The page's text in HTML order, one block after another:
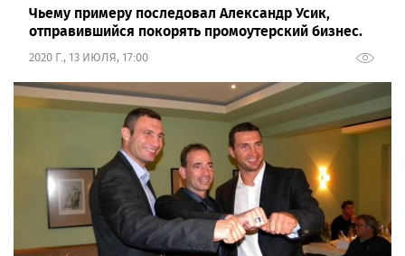
Чьему примеру последовал Александр Усик,
отправившийся покорять промоутерский бизнес.
2020 Г., 13 ИЮЛЯ, 17:00